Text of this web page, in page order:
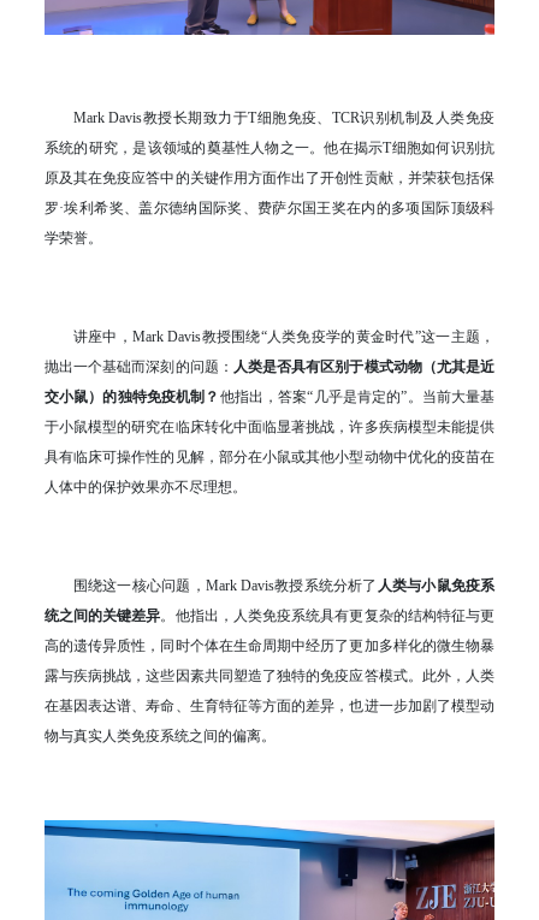
Mark Davis教授长期致力于T细胞免疫、TCR识别机制及人类免疫
系统的研究，是该领域的奠基性人物之一。他在揭示T细胞如何识别抗
原及其在免疫应答中的关键作用方面作出了开创性贡献，并荣获包括保
罗·埃利希奖、盖尔德纳国际奖、费萨尔国王奖在内的多项国际顶级科
学荣誉。
讲座中，Mark Davis教授围绕“人类免疫学的黄金时代”这一主题，
抛出一个基础而深刻的问题： 人类是否具有区别于模式动物（尤其是近
交小鼠）的独特免疫机制？ 他指出，答案“几乎是肯定的”。当前大量基
于小鼠模型的研究在临床转化中面临显著挑战，许多疾病模型未能提供
具有临床可操作性的见解，部分在小鼠或其他小型动物中优化的疫苗在
人体中的保护效果亦不尽理想。
围绕这一核心问题，Mark Davis教授系统分析了 人类与小鼠免疫系
统之间的关键差异。他指出，人类免疫系统具有更复杂的结构特征与更
高的遗传异质性，同时个体在生命周期中经历了更加多样化的微生物暴
露与疾病挑战，这些因素共同塑造了独特的免疫应答模式。此外，人类
在基因表达谱、寿命、生育特征等方面的差异，也进一步加剧了模型动
物与真实人类免疫系统之间的偏离。